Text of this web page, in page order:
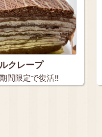
クレープ
間限定で復活‼︎